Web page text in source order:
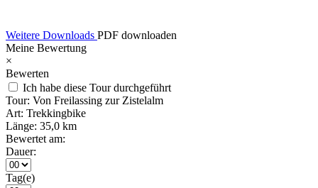
Weitere Downloads PDF downloaden
Meine Bewertung
×
Bewerten
Ich habe diese Tour durchgeführt
Tour: Von Freilassing zur Zistelalm
Art: Trekkingbike
Länge: 35,0 km
Bewertet am:
Dauer:
Tag(e)